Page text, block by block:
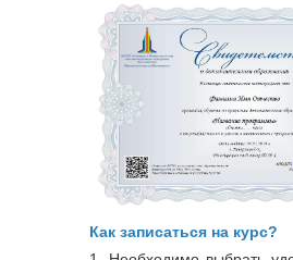
Как записаться на курс?